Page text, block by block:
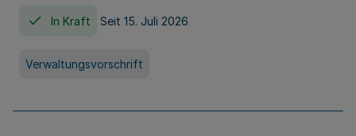
In Kraft Seit 15. Juli 2026
Verwaltungsvorschrift